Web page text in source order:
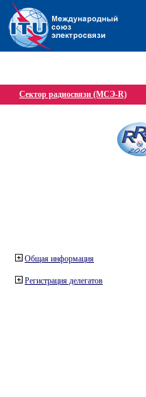
Сектор радиосвязи (МСЭ-R)
Общая информация
Регистрация делегатов